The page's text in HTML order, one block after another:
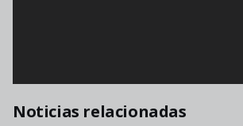
Noticias relacionadas